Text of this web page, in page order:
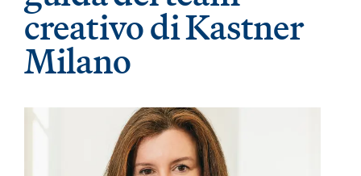
creativo di Kastner
Milano